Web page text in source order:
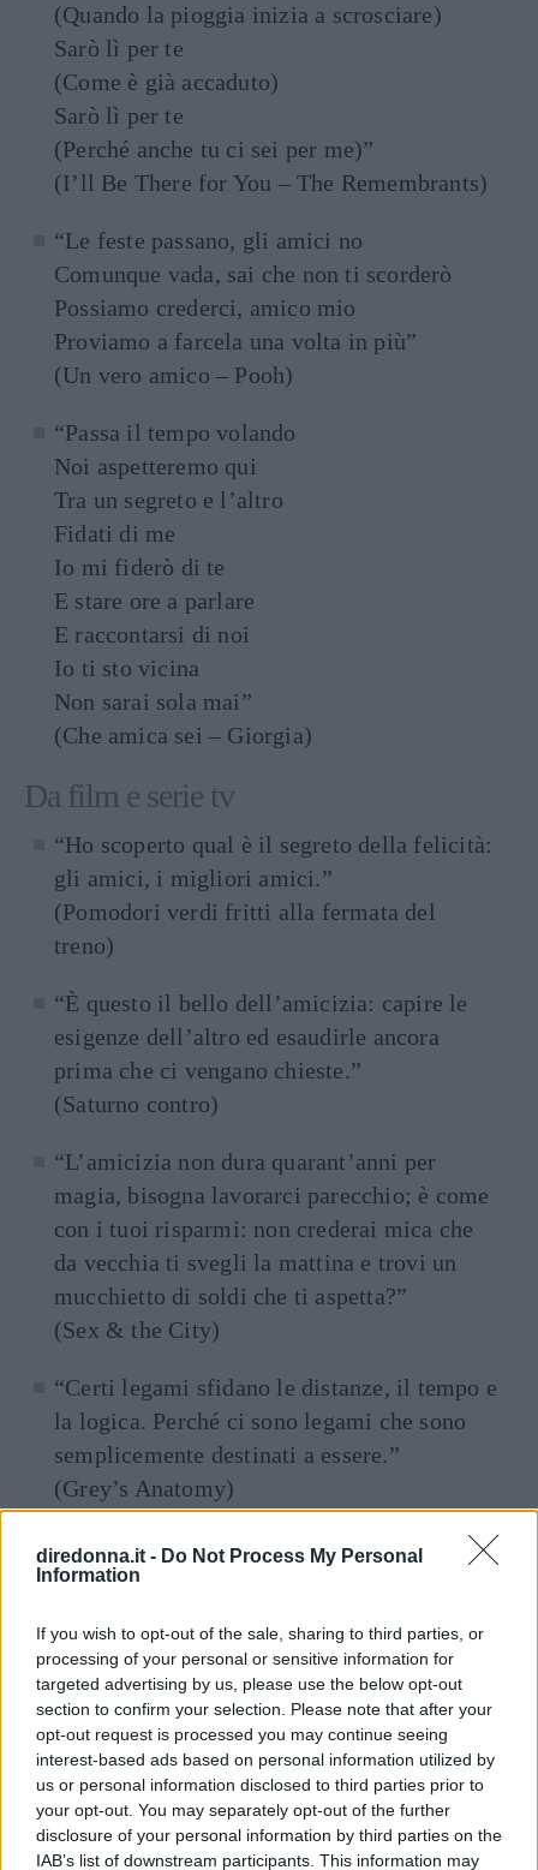
diredonna.it - Do Not Process My Personal
Information
If you wish to opt-out of the sale, sharing to third parties, or
processing of your personal or sensitive information for
targeted advertising by us, please use the below opt-out
section to confirm your selection. Please note that after your
opt-out request is processed you may continue seeing
interest-based ads based on personal information utilized by
us or personal information disclosed to third parties prior to
your opt-out. You may separately opt-out of the further
disclosure of your personal information by third parties on the
IAB’s list of downstream participants. This information may
(Quando la pioggia inizia a scrosciare)
Sarò lì per te
(Come è già accaduto)
Sarò lì per te
(Perché anche tu ci sei per me)”
(I’ll Be There for You – The Remembrants)
“Le feste passano, gli amici no
Comunque vada, sai che non ti scorderò
Possiamo crederci, amico mio
Proviamo a farcela una volta in più”
(Un vero amico – Pooh)
“Passa il tempo volando
Noi aspetteremo qui
Tra un segreto e l’altro
Fidati di me
Io mi fiderò di te
E stare ore a parlare
E raccontarsi di noi
Io ti sto vicina
Non sarai sola mai”
(Che amica sei – Giorgia)
Da film e serie tv
“Ho scoperto qual è il segreto della felicità:
gli amici, i migliori amici.”
(Pomodori verdi fritti alla fermata del
treno)
“È questo il bello dell’amicizia: capire le
esigenze dell’altro ed esaudirle ancora
prima che ci vengano chieste.”
(Saturno contro)
“L’amicizia non dura quarant’anni per
magia, bisogna lavorarci parecchio; è come
con i tuoi risparmi: non crederai mica che
da vecchia ti svegli la mattina e trovi un
mucchietto di soldi che ti aspetta?”
(Sex & the City)
“Certi legami sfidano le distanze, il tempo e
la logica. Perché ci sono legami che sono
semplicemente destinati a essere.”
(Grey’s Anatomy)
Continua a leggere dopo la pubblicità
VI RACCOMANDIAMO...
Mamma e figlie amiche: le frasi più
belle da dedicare
Da aforismi
“Se qualcuno ti resta accanto nei momenti